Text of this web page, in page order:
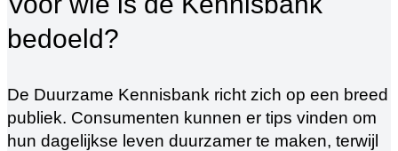
bedoeld?
De Duurzame Kennisbank richt zich op een breed
publiek. Consumenten kunnen er tips vinden om
hun dagelijkse leven duurzamer te maken, terwijl